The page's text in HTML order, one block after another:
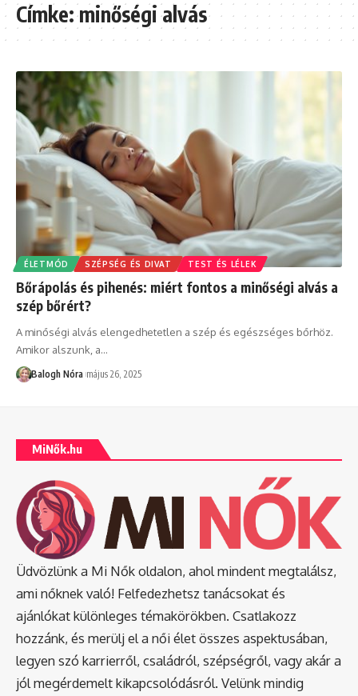
Címke:minőségi alvás
ÉLETMÓD SZÉPSÉG ÉS DIVAT TEST ÉS LÉLEK
Bőrápolás és pihenés: miért fontos a minőségi alvás a
szép bőrért?
A minőségi alvás elengedhetetlen a szép és egészséges bőrhöz.
Amikor alszunk, a…
Balogh Nóra május 26, 2025
MiNők.hu
Üdvözlünk a Mi Nők oldalon, ahol mindent megtalálsz,
ami nőknek való! Felfedezhetsz tanácsokat és
ajánlókat különleges témakörökben. Csatlakozz
hozzánk, és merülj el a női élet összes aspektusában,
legyen szó karrierről, családról, szépségről, vagy akár a
jól megérdemelt kikapcsolódásról. Velünk mindig